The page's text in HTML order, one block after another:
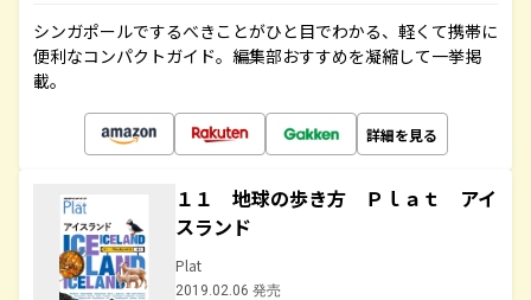
シンガポールでするべきことがひと目でわかる、軽くて携帯に
便利なコンパクトガイド。編集部おすすめを凝縮して一挙掲
載。
詳細を見る
１１ 地球の歩き方 Ｐｌａｔ アイ
スランド
Plat
2019.02.06 発売